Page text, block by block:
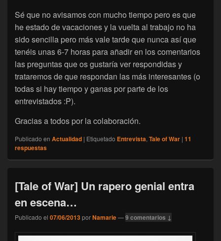
Sé que no avisamos con mucho tiempo pero es que
he estado de vacaciones y la vuelta al trabajo no ha
sido sencilla pero más vale tarde que nunca así que
tenéis unas 6-7 horas para añadir en los comentarios
las preguntas que os gustaría ver respondidas y
trataremos de que respondan las más interesantes (o
todas si hay tiempo y ganas por parte de los
entrevistados :P).
Gracias a todos por la colaboración.
Publicado en Actualidad | Etiquetado Entrevista, Tale of War | 11
respuestas
[Tale of War] Un rapero genial entra
en escena…
Publicado el 07/06/2013porNamarie—9 comentarios ↓